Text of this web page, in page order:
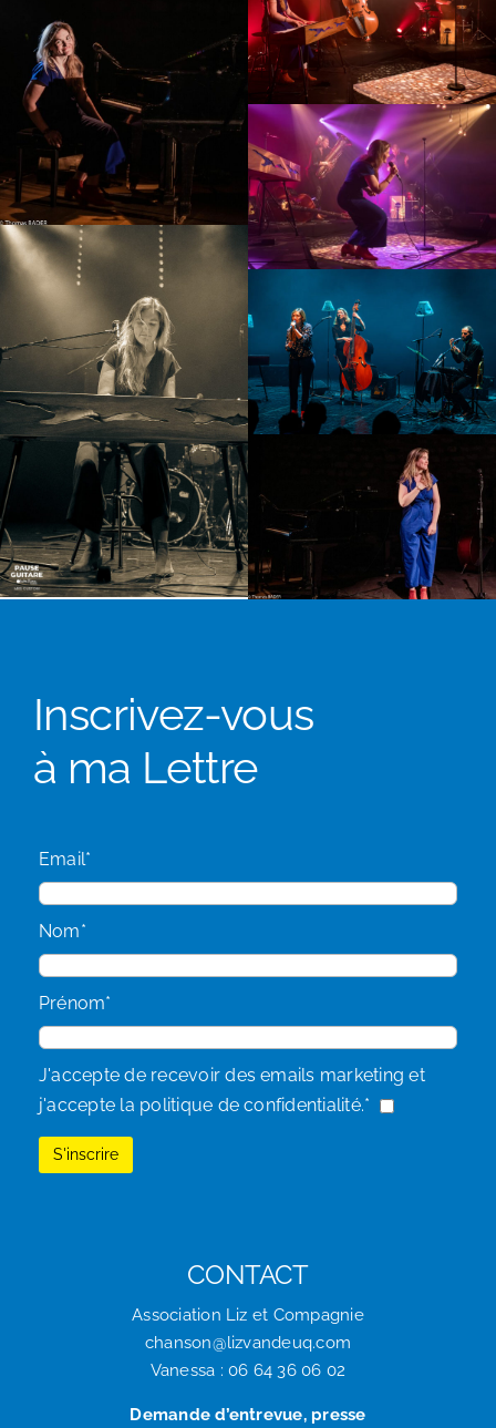
Inscrivez-vous
à ma Lettre
Email*
Nom*
Prénom*
J'accepte de recevoir des emails marketing et
j'accepte la politique de confidentialité.*
CONTACT
Association Liz et Compagnie
chanson@lizvandeuq.com
Vanessa : 06 64 36 06 02
Demande d’entrevue, presse